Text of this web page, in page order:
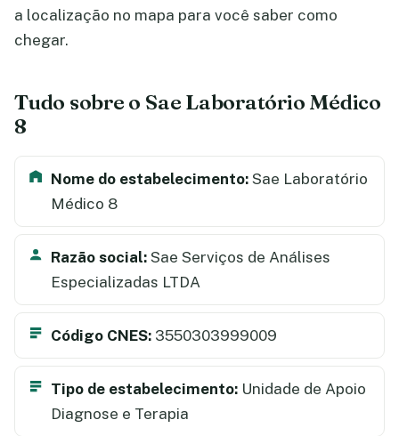
a localização no mapa para você saber como
chegar.
Tudo sobre o Sae Laboratório Médico
8
Nome do estabelecimento: Sae Laboratório
Médico 8
Razão social: Sae Serviços de Análises
Especializadas LTDA
Código CNES: 3550303999009
Tipo de estabelecimento: Unidade de Apoio
Diagnose e Terapia